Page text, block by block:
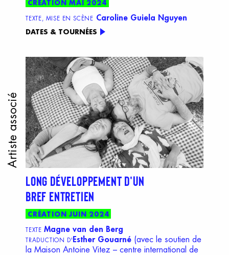
CRÉATION MAI 2024
TEXTE, MISE EN SCÈNE Caroline Guiela Nguyen
DATES & TOURNÉES
Artiste associé
LONG DÉVELOPPEMENT D'UN
BREF ENTRETIEN
CRÉATION JUIN 2024
TEXTE Magne van den Berg
TRADUCTION D' Esther Gouarné (avec le soutien de
la Maison Antoine Vitez – centre international de